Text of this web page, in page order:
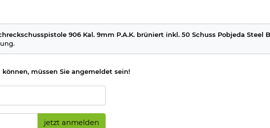
ab 18 Jahren - Dieser Artikel kann nur versendet werden, wenn Sie uns einen
nicht vorliegt. (bitte den Link:"Altersnachweis"
906 Kal. 9mm P.A.K. brüniert inkl. 50 Schuss Pobjeda Steel
müssen Sie angemeldet sein!
jetzt anmelden